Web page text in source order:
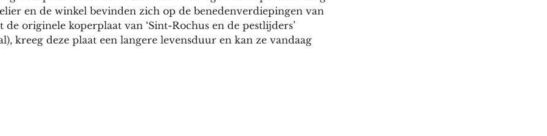
en de winkel bevinden zich op de benedenverdiepingen van
originele koperplaat van ‘Sint-Rochus en de pestlijders’
kreeg deze plaat een langere levensduur en kan ze vandaag